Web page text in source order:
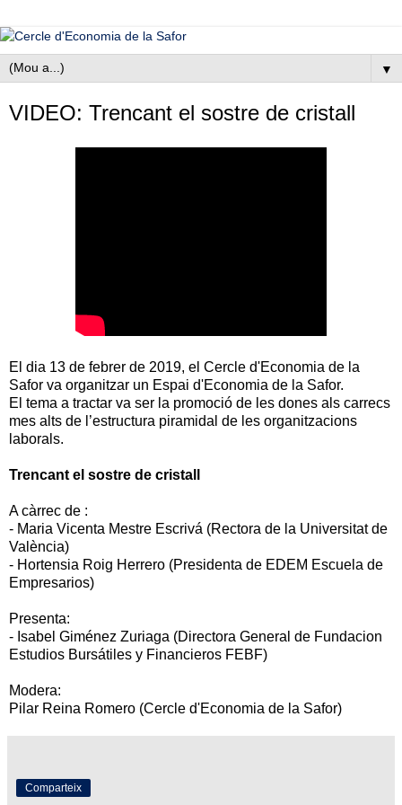
▼
VIDEO: Trencant el sostre de cristall
El dia 13 de febrer de 2019, el Cercle d'Economia de la
Safor va organitzar un Espai d'Economia de la Safor.
El tema a tractar va ser la promoció de les dones als carrecs
mes alts de l’estructura piramidal de les organitzacions
laborals.
Trencant el sostre de cristall
A càrrec de :
- Maria Vicenta Mestre Escrivá (Rectora de la Universitat de
València)
- Hortensia Roig Herrero (Presidenta de EDEM Escuela de
Empresarios)
Presenta:
- Isabel Giménez Zuriaga (Directora General de Fundacion
Estudios Bursátiles y Financieros FEBF)
Modera:
Pilar Reina Romero (Cercle d'Economia de la Safor)
Comparteix